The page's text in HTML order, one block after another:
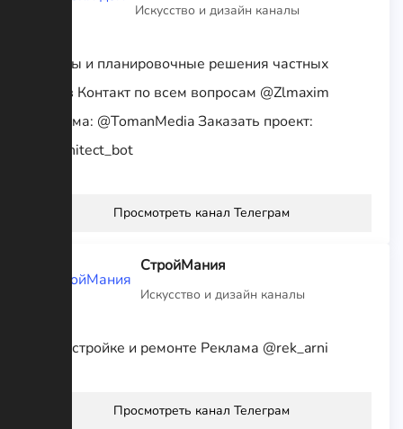
Искусство и дизайн каналы
Эскизы и планировочные решения частных
домов Контакт по всем вопросам @Zlmaxim
Реклама: @TomanMedia Заказать проект:
@Architect_bot
Просмотреть канал Телеграм
СтройМания
Искусство и дизайн каналы
Всё о стройке и ремонте Реклама @rek_arni
Просмотреть канал Телеграм